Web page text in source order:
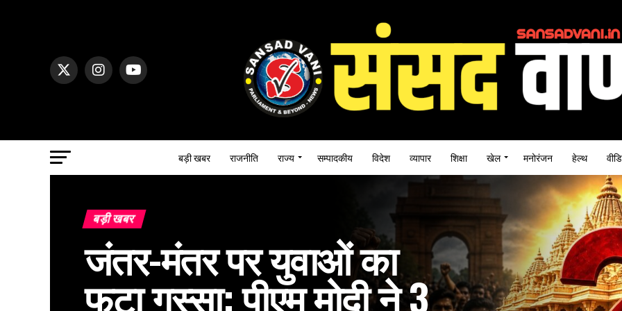
बड़ी खबर राजनीति राज्य सम्पादकीय विदेश व्यापार शिक्षा खेल मनोरंजन हेल्थ
बड़ी खबर
जंतर-मंतर पर युवाओं का
फूटा गुस्सा: पीएम मोदी ने 3